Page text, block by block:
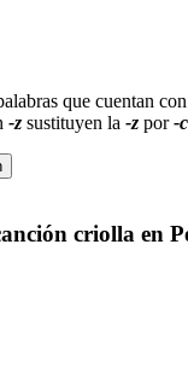
que cuentan
-z sustituyen la -z por-c
criolla en